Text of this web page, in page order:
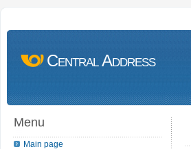
Central Address
Menu
Main page